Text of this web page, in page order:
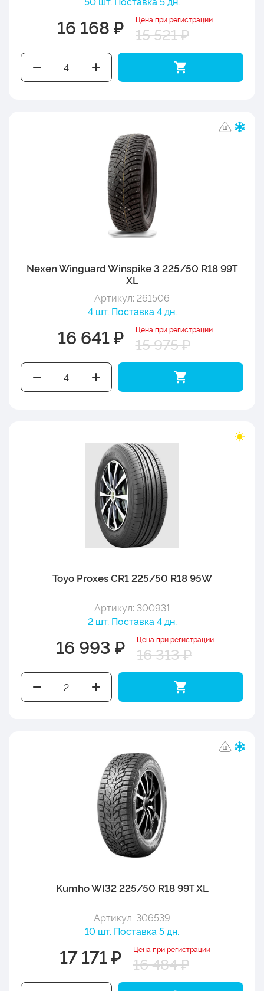
16 168 ₽ Цена при регистрации
15 521 ₽
Nexen Winguard Winspike 3 225/50 R18 99T
XL
Артикул: 261506
4 шт. Поставка 4 дн.
16 641 ₽ Цена при регистрации
15 975 ₽
Toyo Proxes CR1 225/50 R18 95W
Артикул: 300931
2 шт. Поставка 4 дн.
16 993 ₽ Цена при регистрации
16 313 ₽
Kumho WI32 225/50 R18 99T XL
Артикул: 306539
10 шт. Поставка 5 дн.
17 171 ₽ Цена при регистрации
16 484 ₽